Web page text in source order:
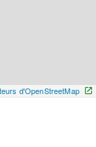
d'OpenStreetMap